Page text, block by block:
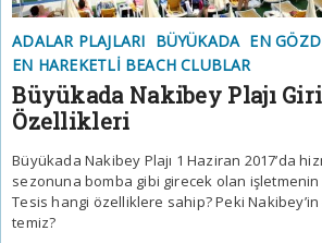
ADALAR PLAJLARI BÜYÜKADA EN
EN HAREKETLI BEACH CLUBLAR
Büyükada Nakibey Plajı
Özellikleri
Büyükada Nakibey Plajı 1 Haziran 2017’da
sezonuna bomba gibi girecek olan
Tesis hangi özelliklere sahip? Peki
temiz?